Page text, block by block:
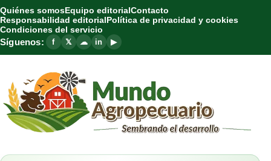
Quiénes somosEquipo editorialContacto
Responsabilidad editorialPolítica de privacidad y cookies
Condiciones del servicio
Síguenos: f 𝕏 ☁ in ▶